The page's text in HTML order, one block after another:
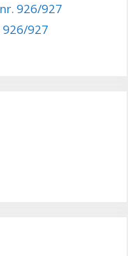
926/927
926/927